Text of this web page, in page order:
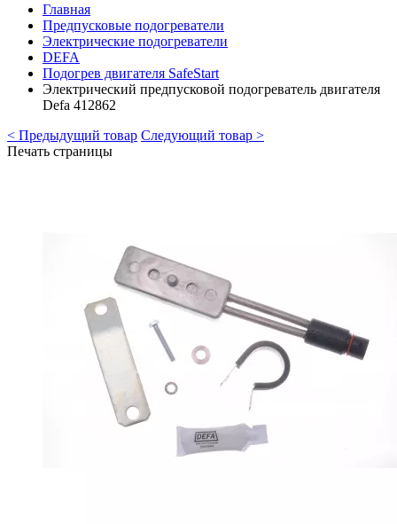
Главная
Предпусковые подогреватели
Электрические подогреватели
DEFA
Подогрев двигателя SafeStart
Электрический предпусковой подогреватель двигателя
Defa 412862
< Предыдущий товар Следующий товар >
Печать страницы